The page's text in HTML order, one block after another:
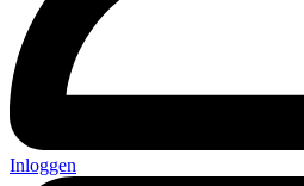
Inloggen